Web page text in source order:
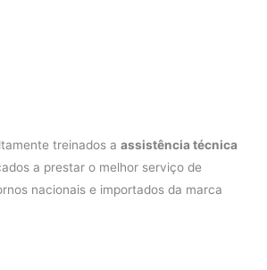
treinados aassistência técnica
a prestar o melhor serviço de
nacionais e importados da marca